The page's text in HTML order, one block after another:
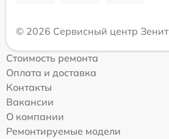
© 2026 Сервисный центр Зенит
Стоимость ремонта
Оплата и доставка
Контакты
Вакансии
О компании
Ремонтируемые модели